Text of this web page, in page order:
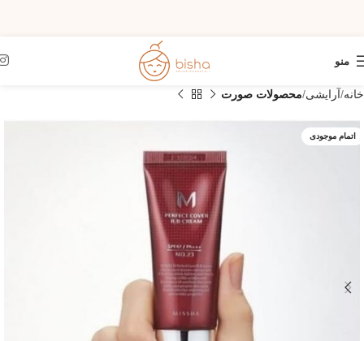
منو
خانه آرایشی محصولات صورت
اتمام موجودی